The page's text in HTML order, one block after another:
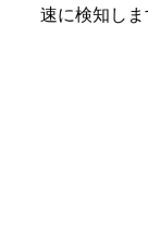
速に検知しま